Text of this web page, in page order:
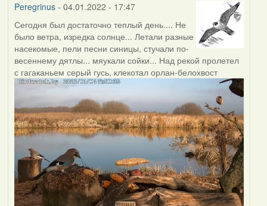
Peregrinus- 04.01.2022 - 17:47
Сегодня был достаточно теплый день.... Не
было ветра, изредка солнце... Летали разные
насекомые, пели песни синицы, стучали по-
весеннему дятлы... мяукали сойки... Над рекой пролетел
с гагаканьем серый гусь, клекотал орлан-белохвост